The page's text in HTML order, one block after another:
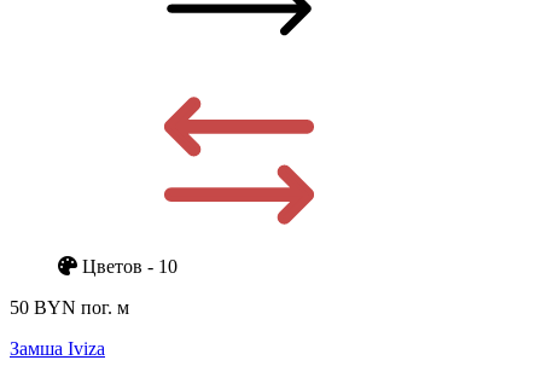
Цветов - 10
50 BYN пог. м
Замша Iviza